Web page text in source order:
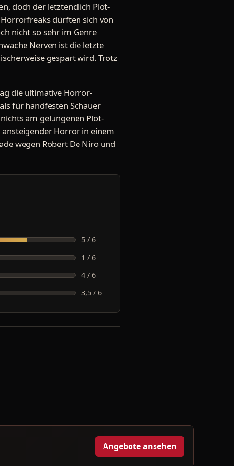
doch der letztendlich Plot-
dürften sich von
nicht so sehr im Genre
Nerven ist die letzte
gespart wird. Trotz
die ultimative Horror-
für handfesten Schauer
am gelungenen Plot-
ansteigender Horror in einem
wegen Robert De Niro und
5 / 6
1 / 6
4 / 6
3,5 / 6
Angebote ansehen